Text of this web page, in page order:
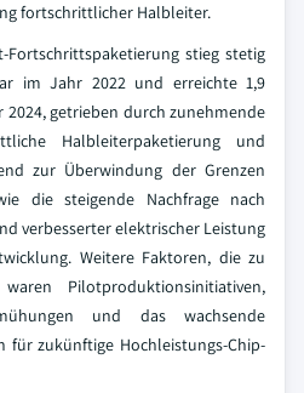
fortschrittlicher Halbleiter.
Fortschrittspaketierung stieg stetig
im Jahr 2022 und erreichte 1,9
2024, getrieben durch zunehmende
Halbleiterpaketierung und
zur Überwindung der Grenzen
die steigende Nachfrage nach
verbesserter elektrischer Leistung
Weitere Faktoren, die zu
Pilotproduktionsinitiativen,
und das wachsende
für zukünftige Hochleistungs-Chip-